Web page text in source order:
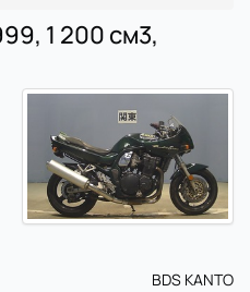
1 200 см3,
BDS KANTO